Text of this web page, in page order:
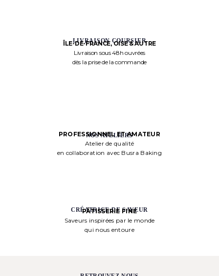
LIVRAISON COURSIER
ÎLE-DE-FRANCE, OISE & AUTRE
Livraison sous 48h ouvrées
dès la prise de la commande
NOS ATELIERS
PROFESSIONNEL ET AMATEUR
Atelier de qualité
en collaboration avec Busra Baking
CRÉATRICE DE SAVEUR
PÂTISSERIE FINE
Saveurs inspirées par le monde
qui nous entoure